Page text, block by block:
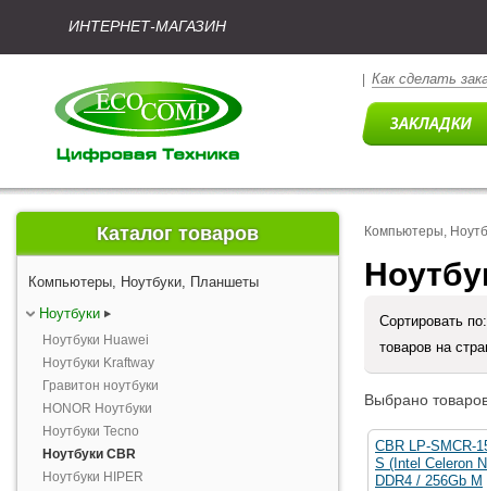
ИНТЕРНЕТ-МАГАЗИН
Как сделать
Каталог товаров
Компьютеры, Ноутбуки, Планшеты
Ноутбуки
Ноутбуки Huawei
Ноутбуки Kraftway
Гравитон ноутбуки
HONOR Ноутбуки
Ноутбуки Tecno
Ноутбуки CBR
Ноутбуки HIPER
Компьютеры,
Сортировать
товаров на
Выбрано
CBR LP-SMCR-
S (Intel Celeron
DDR4 / 256Gb M